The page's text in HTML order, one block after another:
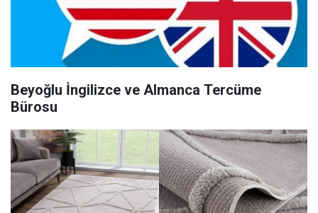
Beyoğlu İngilizce ve Almanca Tercüme
Bürosu